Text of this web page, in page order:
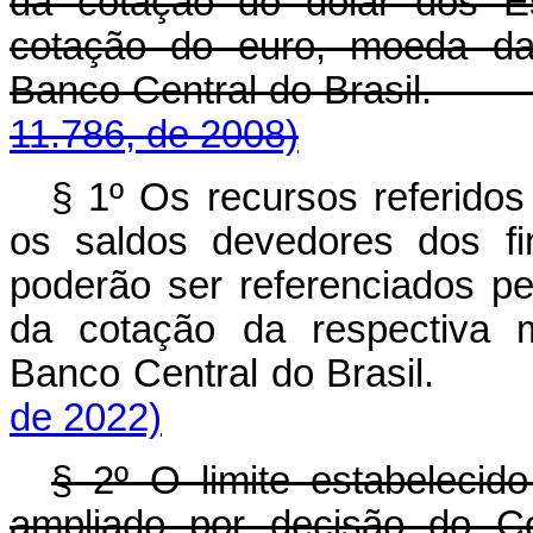
cotação do euro, moeda
Banco Central do
11.786, de 2008)
§ 1º Os recursos
os saldos devedores dos
poderão ser referenciados
da cotação da respectiva
Banco Central do
de 2022)
§ 2º O limite